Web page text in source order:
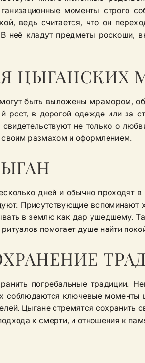
моменты строго
ведь считается, что он
кладут предметы роскоши,
ЦЫГАНСКИХ
быть выложены мрамором,
рост, в дорогой одежде или за
не только о
размахом и оформлением.
дней и обычно проходят
Присутствующие вспоминают
в землю как дар ушедшему.
помогает душе найти
погребальные традиции.
соблюдаются ключевые
Цыгане стремятся сохранить
к смерти, и отношения к